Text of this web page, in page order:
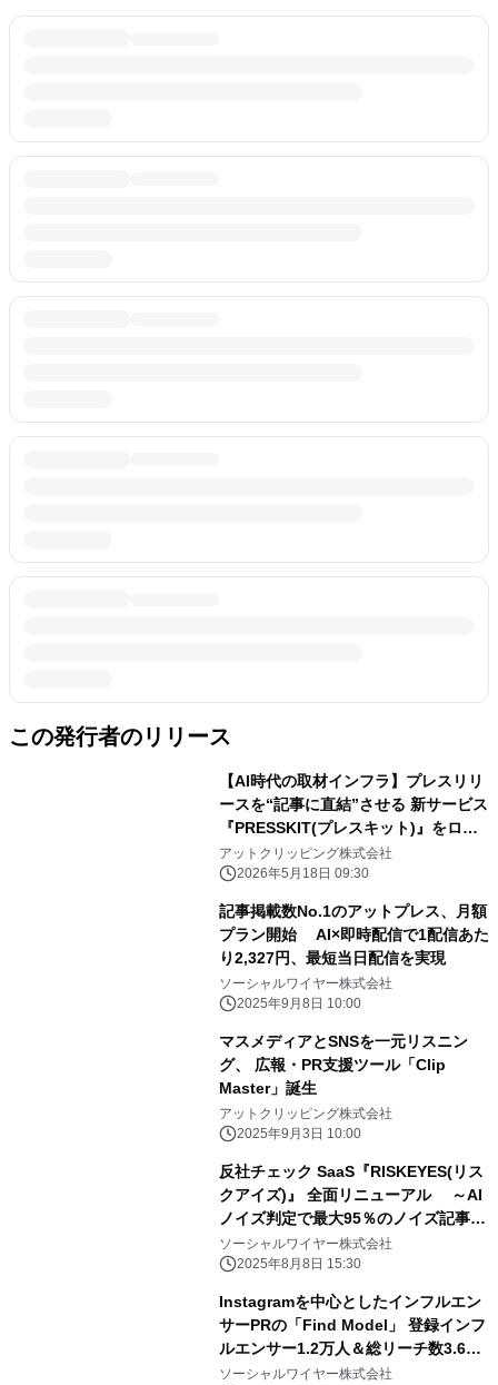
この発行者のリリース
【AI時代の取材インフラ】プレスリリ
ースを“記事に直結”させる 新サービス
『PRESSKIT(プレスキット)』をロー
ンチ
アットクリッピング株式会社
2026年5月18日 09:30
記事掲載数No.1のアットプレス、月額
プラン開始 AI×即時配信で1配信あた
り2,327円、最短当日配信を実現
ソーシャルワイヤー株式会社
2025年9月8日 10:00
マスメディアとSNSを一元リスニン
グ、 広報・PR支援ツール「Clip
Master」誕生
アットクリッピング株式会社
2025年9月3日 10:00
反社チェック SaaS『RISKEYES(リス
クアイズ)』 全面リニューアル ～AI
ノイズ判定で最大95％のノイズ記事を
自動除外、 承認ワークフローを搭載し
「検索ツール」から 取引先審査プラッ
トフォームへ進化～
ソーシャルワイヤー株式会社
2025年8月8日 15:30
Instagramを中心としたインフルエン
サーPRの「Find Model」 登録インフ
ルエンサー1.2万人＆総リーチ数3.6億
フォロワー突破
ソーシャルワイヤー株式会社